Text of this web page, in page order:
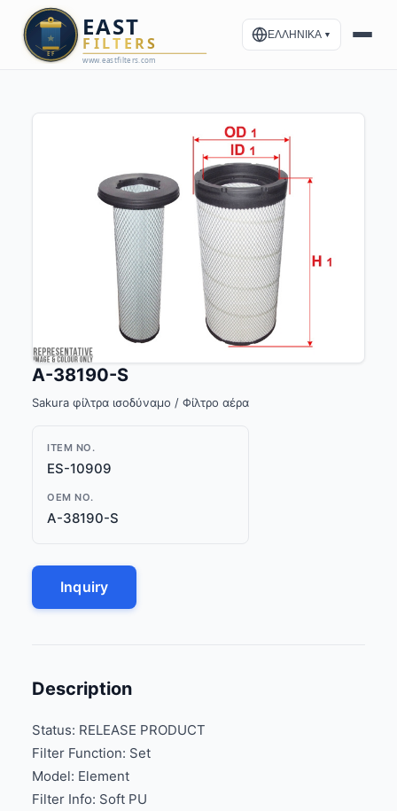
ΕΛΛΗΝΙΚΑ ▼
A-38190-S
Sakura φίλτρα ισοδύναμο / Φίλτρο αέρα
ITEM NO.
ES-10909
OEM NO.
A-38190-S
Inquiry
Description
Status: RELEASE PRODUCT
Filter Function: Set
Model: Element
Filter Info: Soft PU